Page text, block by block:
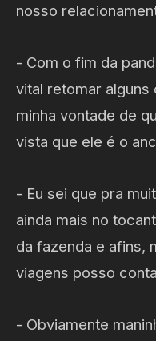
nosso
- Com o fim da
vital retomar
minha vontade de
vista que ele é o
- Eu sei que pra
ainda mais no
da fazenda e afins,
viagens posso
- Obviamente